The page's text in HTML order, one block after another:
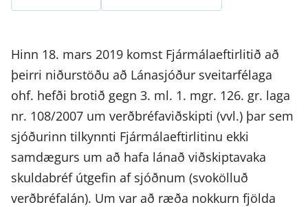
Hinn 18. mars 2019 komst Fjármálaeftirlitið að
þeirri niðurstöðu að Lánasjóður sveitarfélaga
ohf. hefði brotið gegn 3. ml. 1. mgr. 126. gr. laga
nr. 108/2007 um verðbréfaviðskipti (vvl.) þar sem
sjóðurinn tilkynnti Fjármálaeftirlitinu ekki
samdægurs um að hafa lánað viðskiptavaka
skuldabréf útgefin af sjóðnum (svokölluð
verðbréfalán). Um var að ræða nokkurn fjölda